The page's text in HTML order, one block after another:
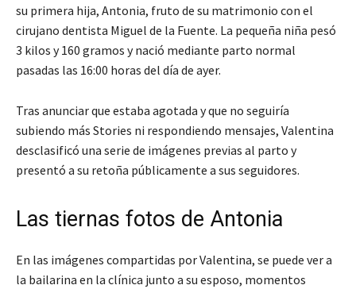
su primera hija, Antonia, fruto de su matrimonio con el
cirujano dentista Miguel de la Fuente. La pequeña niña pesó
3 kilos y 160 gramos y nació mediante parto normal
pasadas las 16:00 horas del día de ayer.
Tras anunciar que estaba agotada y que no seguiría
subiendo más Stories ni respondiendo mensajes, Valentina
desclasificó una serie de imágenes previas al parto y
presentó a su retoña públicamente a sus seguidores.
Las tiernas fotos de Antonia
En las imágenes compartidas por Valentina, se puede ver a
la bailarina en la clínica junto a su esposo, momentos